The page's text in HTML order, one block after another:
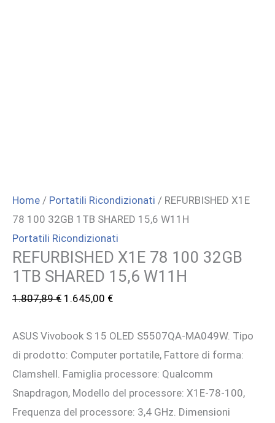
Home / Portatili Ricondizionati / REFURBISHED X1E
78 100 32GB 1TB SHARED 15,6 W11H
Portatili Ricondizionati
REFURBISHED X1E 78 100 32GB
1TB SHARED 15,6 W11H
1.807,89€ Il
originale
era:
1.807,89 €.
1.645,00 €Il
attuale
è:
1.645,00 €.
ASUS Vivobook S 15 OLED S5507QA-MA049W. Tipo
di prodotto: Computer portatile, Fattore di forma:
Clamshell. Famiglia processore: Qualcomm
Snapdragon, Modello del processore: X1E-78-100,
Frequenza del processore: 3,4 GHz. Dimensioni